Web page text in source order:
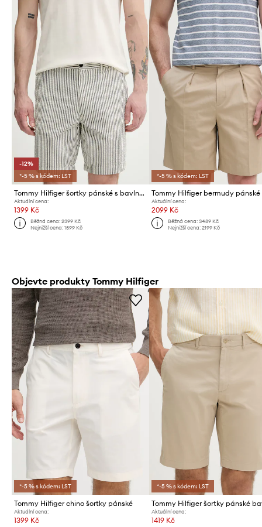
-12%
*-5 % s kódem: LST
Tommy Hilfiger šortky pánské s bavlnou
Aktuální cena:
1399 Kč
Běžná cena:2399 Kč
Nejnižší cena:1599 Kč
*-5 % s kódem: LST
Aktuální cena:
2099 Kč
Běžná cena: 3489 Kč
Nejnižší cena: 2199 Kč
Objevte produkty Tommy Hilfiger
*-5 % s kódem: LST
Tommy Hilfiger chino šortky pánské
Aktuální cena:
1399 Kč
*-5 % s kódem: LST
Aktuální cena:
1419 Kč